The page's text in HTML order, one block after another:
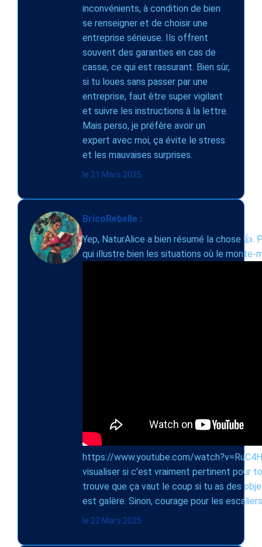
inconvénients, à condition de bien
se renseigner et de choisir une
entreprise sérieuse. Ils offrent
souvent des garanties en cas de
casse, ce qui est rassurant. Bien sûr,
si tu loues sans passer par une
entreprise, faut être super vigilant
et suivre les instructions à la lettre.
Mais perso, je préfère avoir un
expert avec moi, ça évite le stress
et les mauvaises surprises.
le 21 Mars 2025
BricoRebelle :
Yep, NaturAlice a bien résumé la chose 👍.
qui illustre bien les situations où le monte-
https://www.youtube.com/
visualiser si c'est vraiment pertinent pour
trouve que ça vaut le coup si tu as des
est galère. Sinon, courage pour les
le 22 Mars 2025